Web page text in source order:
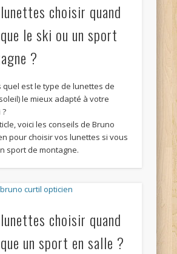
choisir quand
le ski ou un sport
?
quel est le type de lunettes de
le mieux adapté à votre
voici les conseils de Bruno
pour choisir vos lunettes si vous
sport de montagne.
choisir quand
un sport en salle ?